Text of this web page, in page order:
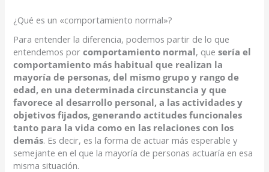
¿Qué es un «comportamiento normal»?
Para entender la diferencia, podemos partir de lo que
entendemos porcomportamiento normal, quesería el
comportamiento más habitual que realizan la
mayoría de personas, del mismo grupo y rango de
edad, en una determinada circunstancia y que
favorece al desarrollo personal, a las actividades y
objetivos fijados, generando actitudes funcionales
tanto para la vida como en las relaciones con los
demás. Es decir, es la forma de actuar más esperable y
semejante en el que la mayoría de personas actuaría en esa
misma situación.